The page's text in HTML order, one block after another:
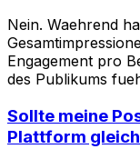
Nein. Waehrend
Engagement pro
des Publikums
Sollte meine
Plattform